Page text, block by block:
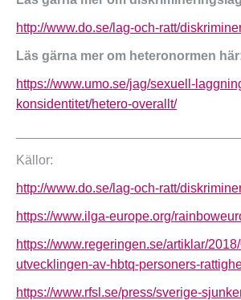
http://www.do.se/lag-och-ratt/
Läs gärna mer om heteronormen
https://www.umo.se/jag/sexuell-
konsidentitet/hetero-overallt/
Källor:
http://www.do.se/lag-och-ratt/
https://www.ilga-europe.org/
https://www.regeringen.se/artiklar/
utvecklingen-av-hbtq-personers-
https://www.rfsl.se/press/sverige-